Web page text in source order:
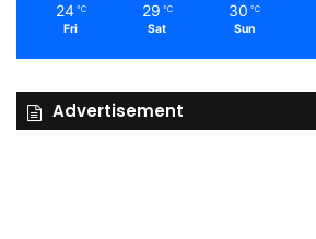
24 ℃
Fri
29 ℃
Sat
30 ℃
Sun
Advertisement